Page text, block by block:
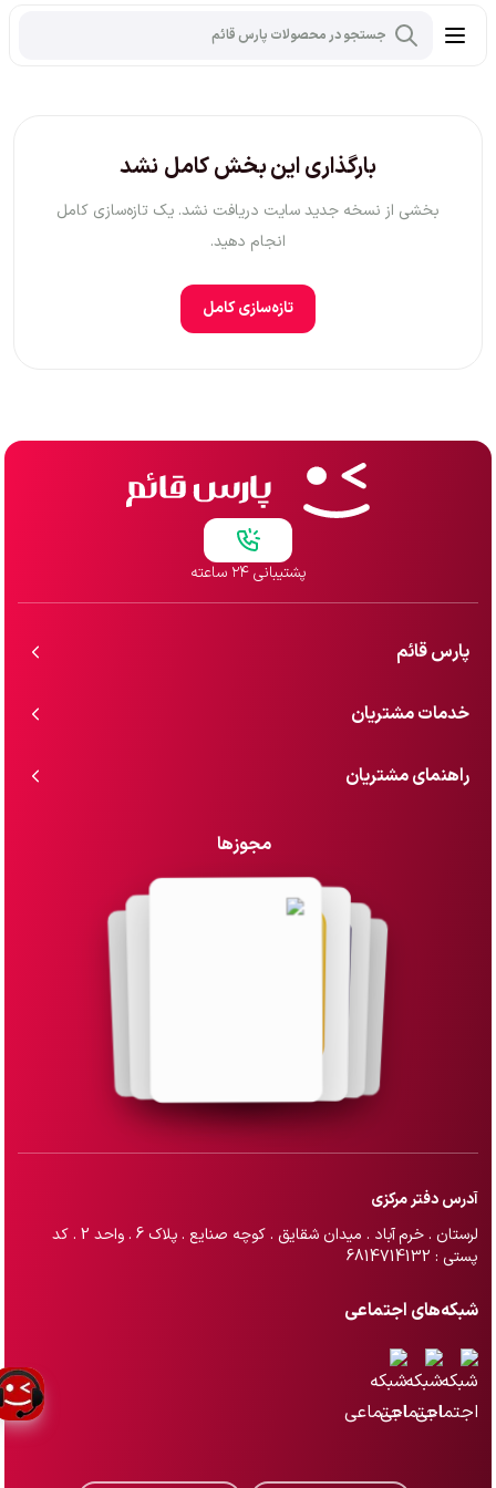
بارگذاری این بخش کامل نشد
بخشی از نسخه جدید سایت دریافت نشد. یک تازه‌سازی کامل
انجام دهید.
تازه‌سازی کامل
پشتیبانی ۲۴ ساعته
پارس قائم
خدمات مشتریان
راهنمای مشتریان
مجوزها
آدرس دفتر مرکزی
لرستان . خرم آباد . میدان شقایق . کوچه صنایع . پلاک 6 . واحد 2 . کد
پستی : 6814714132
شبکه‌های اجتماعی